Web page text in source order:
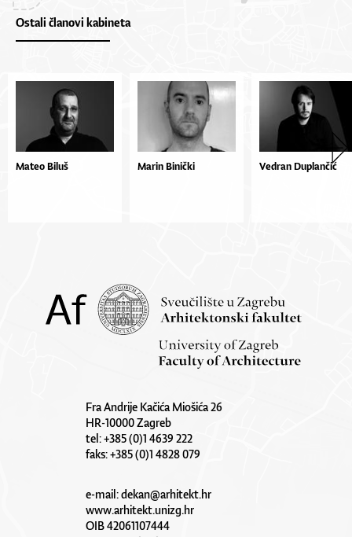
Ostali članovi kabineta
Mateo Biluš Marin Binički Vedran Duplančić
Fra Andrije Kačića Miošića 26
HR-10000 Zagreb
tel: +385 (0)1 4639 222
faks: +385 (0)1 4828 079
e-mail:dekan@arhitekt.hr
www.arhitekt.unizg.hr
OIB 42061107444